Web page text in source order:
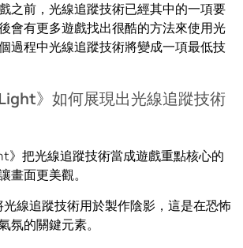
之前，光線追蹤技術已經其中的一項要
會有更多遊戲找出很酷的方法來使用光
過程中光線追蹤技術將變成一項最低技
》如何展現出光線追蹤技術
》把光線追蹤技術當成遊戲重點核心的
畫面更美觀。
線追蹤技術用於製作陰影，這是在恐怖
氛的關鍵元素。